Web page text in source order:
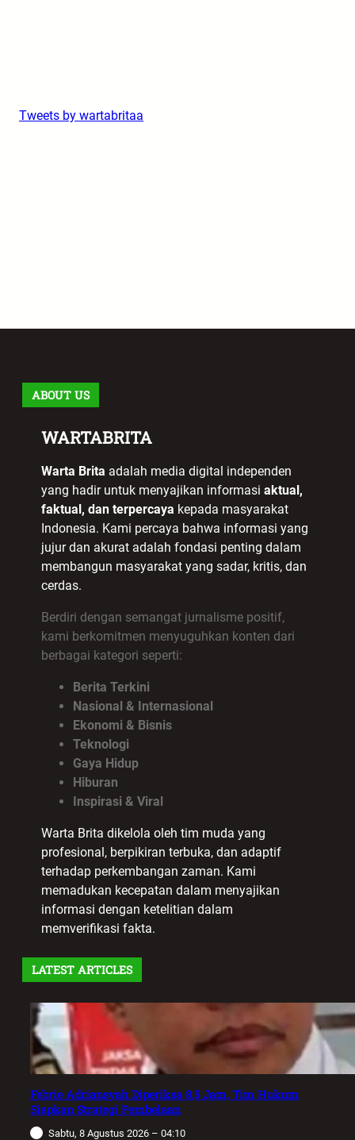
Tweets by wartabritaa
ABOUT US
WARTABRITA
Warta Brita adalah media digital independen
yang hadir untuk menyajikan informasi aktual,
faktual, dan terpercaya kepada masyarakat
Indonesia. Kami percaya bahwa informasi yang
jujur dan akurat adalah fondasi penting dalam
membangun masyarakat yang sadar, kritis, dan
cerdas.
Berdiri dengan semangat jurnalisme positif,
kami berkomitmen menyuguhkan konten dari
berbagai kategori seperti:
Berita Terkini
Nasional & Internasional
Ekonomi & Bisnis
Teknologi
Gaya Hidup
Hiburan
Inspirasi & Viral
Warta Brita dikelola oleh tim muda yang
profesional, berpikiran terbuka, dan adaptif
terhadap perkembangan zaman. Kami
memadukan kecepatan dalam menyajikan
informasi dengan ketelitian dalam
memverifikasi fakta.
LATEST ARTICLES
Febrie Adriansyah Diperiksa 8,5 Jam, Tim Hukum
Siapkan Strategi Pembelaan
Sabtu, 8 Agustus 2026 – 04:10